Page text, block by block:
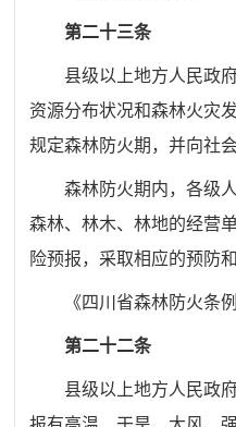
第二十三条
县级以上地方人民政
资源分布状况和森林火灾
规定森林防火期，并向社会
森林防火期内，各级
森林、林木、林地的经营
险预报，采取相应的预防
《四川省森林防火条例
第二十二条
县级以上地方人民政